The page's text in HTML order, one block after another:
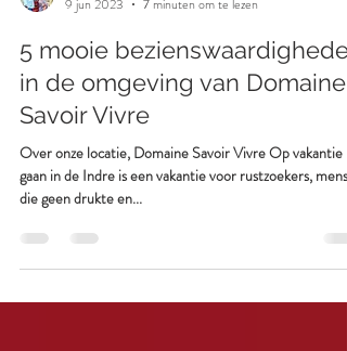
Domaine Savoir Vivre
9 jun 2023
7 minuten om te lezen
5 mooie
in de omgeving van Domaine
Savoir Vivre
gaan in de Indre is een vakantie voor rustzoekers,
die geen drukte en...